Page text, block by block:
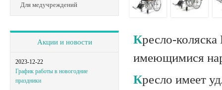
Для медучреждений
Акции и новости
2023-12-22
График работы в новогодние
праздники
Кресло-коляска LY-250-008-J используется для передвижения людей, с
имеющимися
Кресло имеет удлиненную спинку, ручки для толкание оснащены рычагами